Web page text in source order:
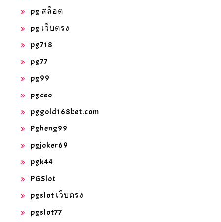
pg สล็อต
pg เว็บตรง
pg718
pg77
pg99
pgceo
pggold168bet.com
Pgheng99
pgjoker69
pgk44
PGSlot
pgslot เว็บตรง
pgslot77